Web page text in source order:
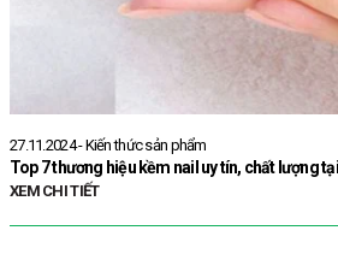
27.11.2024 - Kiến thức sản phẩm
Top 7 thương hiệu kềm nail uy tín, chất lượng
XEM CHI TIẾT